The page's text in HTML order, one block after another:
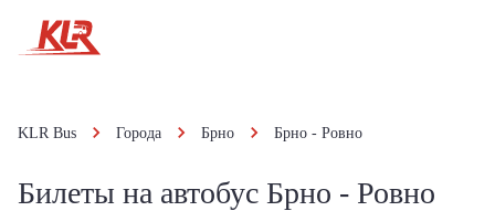
KLR Bus Города Брно Брно - Ровно
Билеты на автобус Брно - Ровно